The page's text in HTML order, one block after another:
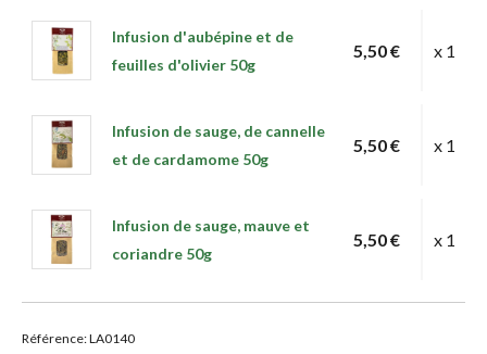
Infusion d'aubépine et de
feuilles d'olivier 50g
5,50 € x 1
Infusion de sauge, de cannelle
et de cardamome 50g
5,50 € x 1
Infusion de sauge, mauve et
coriandre 50g
5,50 € x 1
Référence: LA0140